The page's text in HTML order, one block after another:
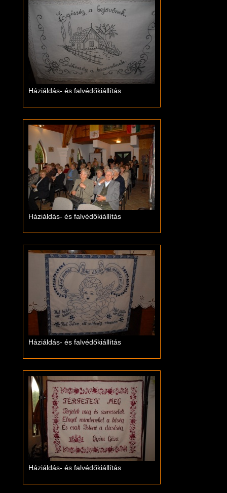
Háziáldás- és falvédőkiállítás
Háziáldás- és falvédőkiállítás
Háziáldás- és falvédőkiállítás
Háziáldás- és falvédőkiállítás